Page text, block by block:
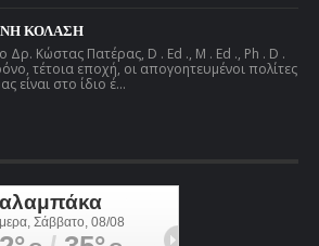
ΚΟΛΑΣΗ
Δρ. Κώστας Πατέρας, D . Ed ., M . Ed ., Ph . D .
τέτοια εποχή, οι απογοητευμένοι πολίτες
είναι στο ίδιο έ...